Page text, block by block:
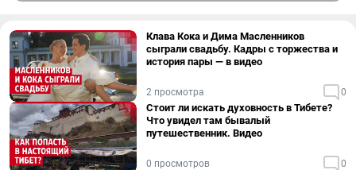
Клава Кока и Дима Масленников
сыграли свадьбу. Кадры с торжества и
история пары — в видео
2 просмотра 0
Стоит ли искать духовность в Тибете?
Что увидел там бывалый
путешественник. Видео
0 просмотров 0